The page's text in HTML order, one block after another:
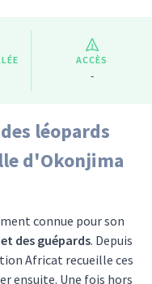
ACCÈS
-
léopards
d'Okonjima
connue pour son
des guépards. Depuis
Africat recueille ces
ensuite. Une fois hors